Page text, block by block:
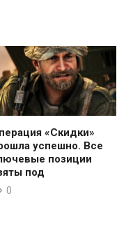
«Скидки»
успешно. Все
позиции
под
0